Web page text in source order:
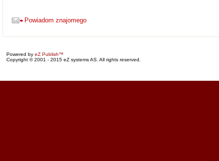
Powiadom znajomego
Powered by eZ Publish™
Copyright © 2001 - 2015 eZ systems AS. All rights reserved.